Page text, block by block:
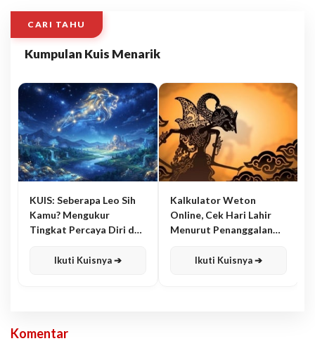
CARI TAHU
Kumpulan Kuis Menarik
KUIS: Seberapa Leo Sih
Kamu? Mengukur
Tingkat Percaya Diri dan
Ikuti Kuisnya ➔
Kalkulator Weton
Online, Cek Hari Lahir
Menurut Penanggalan
Ikuti Kuisnya ➔
Komentar